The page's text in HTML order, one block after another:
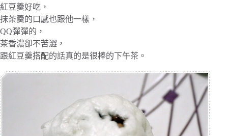
紅豆羹好吃，
抹茶羹的口感也跟他一樣，
QQ彈彈的，
茶香濃卻不苦澀，
跟紅豆羹搭配的話真的是很棒的下午茶。